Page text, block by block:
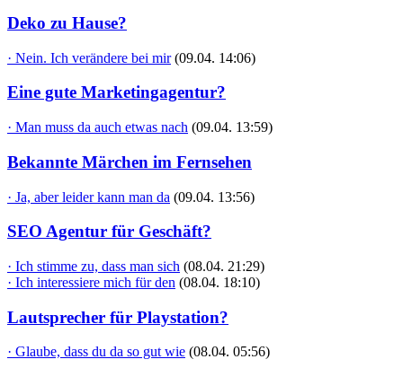
Deko zu Hause?
· Nein. Ich verändere bei mir (09.04. 14:06)
Eine gute Marketingagentur?
· Man muss da auch etwas nach (09.04. 13:59)
Bekannte Märchen im Fernsehen
· Ja, aber leider kann man da (09.04. 13:56)
SEO Agentur für Geschäft?
· Ich stimme zu, dass man sich (08.04. 21:29)
· Ich interessiere mich für den (08.04. 18:10)
Lautsprecher für Playstation?
· Glaube, dass du da so gut wie (08.04. 05:56)